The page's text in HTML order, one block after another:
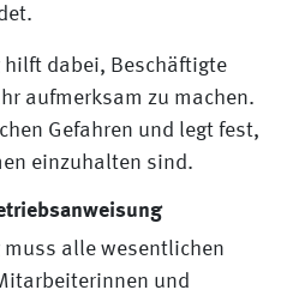
hilft dabei, Beschäftigte
aufmerksam zu machen.
Gefahren und legt fest,
einzuhalten sind.
muss alle wesentlichen
und